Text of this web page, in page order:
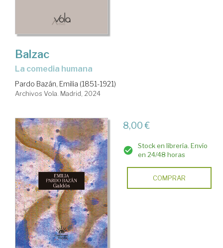
Balzac
La comedia humana
Pardo Bazán, Emilia (1851-1921)
Archivos Vola. Madrid, 2024
8,00 €
Stock en librería. Envío
en 24/48 horas
COMPRAR